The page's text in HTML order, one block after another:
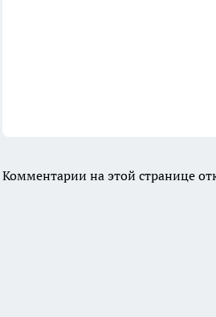
Комментарии на этой странице